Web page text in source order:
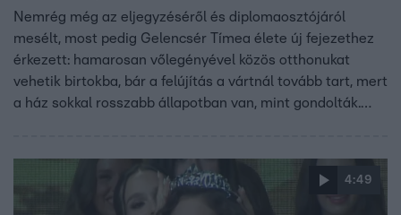
Nemrég még az eljegyzéséről és diplomaosztójáról
mesélt, most pedig Gelencsér Tímea élete új fejezethez
érkezett: hamarosan vőlegényével közös otthonukat
vehetik birtokba, bár a felújítás a vártnál tovább tart, mert
a ház sokkal rosszabb állapotban van, mint gondolták.
ennek kapcsán elmesélte mennyire imádja az autókat és
4:49